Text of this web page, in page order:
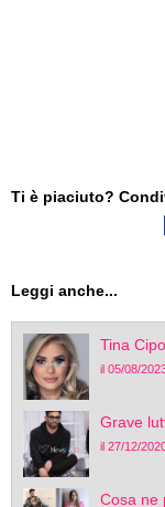
Ti è piaciuto?
Leggi anche...
Tina
il 05/08/
Grave
il 27/12/
Cosa ne